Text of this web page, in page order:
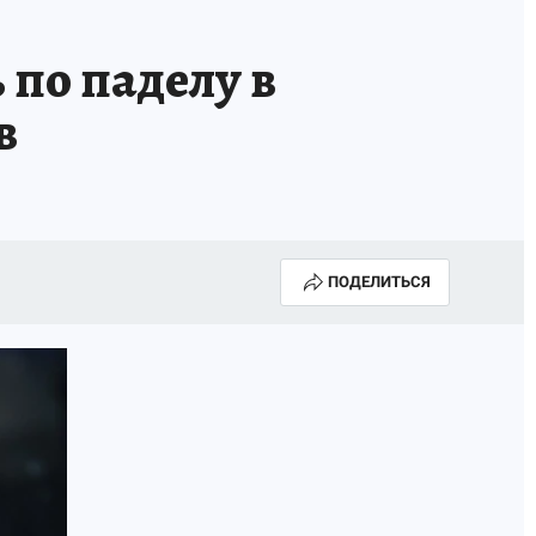
ЗАДАЙ ВОПРОС ГАИ
ГОВОРЯТ ЗВЕЗДЫ
паделу в
ПОДЕЛИТЬСЯ